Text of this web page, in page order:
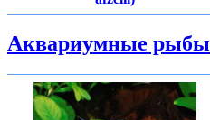
Аквариумные рыбы